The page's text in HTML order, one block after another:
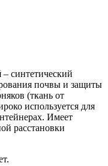
– синтетический
почвы и защиты
(ткань от
используется для
Имеет
расстановки